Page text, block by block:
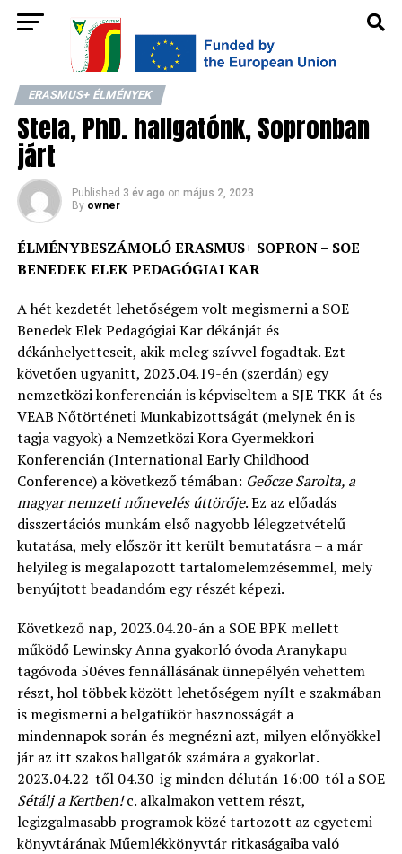
ERASMUS+ ÉLMÉNYEK
Stela, PhD. hallgatónk, Sopronban
járt
Published 3 év ago on május 2, 2023
By owner
ÉLMÉNYBESZÁMOLÓERASMUS+ SOPRON – SOE
BENEDEK ELEK PEDAGÓGIAI KAR
A hét kezdetét lehetőségem volt megismerni a SOE
Benedek Elek Pedagógiai Kar dékánját és
dékánhelyetteseit, akik meleg szívvel fogadtak. Ezt
követően ugyanitt, 2023.04.19-én (szerdán) egy
nemzetközi konferencián is képviseltem a SJE TKK-át és
VEAB Nőtörténeti Munkabizottságát (melynek én is
tagja vagyok) a Nemzetközi Kora Gyermekkori
Konferencián (International Early Childhood
Conference) a következő témában: Geőcze Sarolta, a
magyar nemzeti nőnevelés úttörője. Ez az előadás
disszertációs munkám első nagyobb lélegzetvételű
kutatása, mely először itt került bemutatásra – a már
helyileg is megalapozott tartalomelemzésemmel, mely
benyújtott beadandóm egy részét képezi.
Következő nap, 2023.04.20-án a SOE BPK mellett
működő Lewinsky Anna gyakorló óvoda Aranykapu
tagóvoda 50éves fennállásának ünnepélyén vehettem
részt, hol többek között lehetőségem nyílt e szakmában
is megismerni a belgatükör hasznosságát a
mindennapok során és megnézni azt, milyen előnyökkel
jár az itt szakos hallgatók számára a gyakorlat.
2023.04.22-től 04.30-ig minden délután 16:00-tól a SOE
Sétálj a Kertben!c. alkalmakon vettem részt,
legizgalmasabb programok közé tartozott az egyetemi
könyvtárának Műemlékkönyvtár ritkaságaiba való